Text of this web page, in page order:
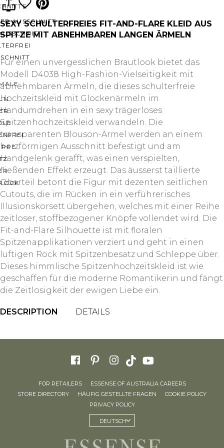
AUSSCHNITT
SEXY SCHULTERFREIES FIT-AND-FLARE KLEID AUS
SPITZE MIT ABNEHMBAREN LANGEN ÄRMELN
Für einen unvergesslichen Brautlook bietet das
Modell D4038 High-Fashion-Vielseitigkeit mit
abnehmbaren Ärmeln, die dieses schulterfreie
Hochzeitskleid mit Glockenärmeln im
Handumdrehen in ein sexy trägerloses
Spitzenhochzeitskleid verwandeln. Die
transparenten Blouson-Ärmel werden an einem
herzförmigen Ausschnitt befestigt und am
Handgelenk gerafft, was einen verspielten,
fließenden Effekt erzeugt. Das äusserst taillierte
Oberteil betont die Figur mit dezenten seitlichen
Cutouts, die im Rücken in ein verführerisches
Illusionskorsett übergehen, welches mit einer Reihe
zeitloser, stoffbezogener Knöpfe vollendet wird. Die
Fit-and-Flare Silhouette ist mit floralen
Spitzenapplikationen verziert und geht in einen
luftigen Rock mit Spitzenbesatz und Schleppe über.
Dieses himmlische Spitzenhochzeitskleid ist wie
geschaffen für die moderne Romantikerin und fängt
die Zeitlosigkeit der ewigen Liebe ein.
DESCRIPTION DETAILS
FOR RETAILERS
ESSENSE OF AUSTRALIA CAREERS
STORE DIRECTORY
HÄUFIG GESTELLTE FRAGEN
COOKIE POLICY
PRIVACY POLICY
DEUTSCH